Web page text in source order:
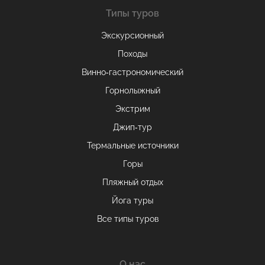
Типы туров
Экскурсионный
Походы
Винно-гастрономический
Горнолыжный
Экстрим
Джип-тур
Термальные источники
Горы
Пляжный отдых
Йога туры
Все типы туров